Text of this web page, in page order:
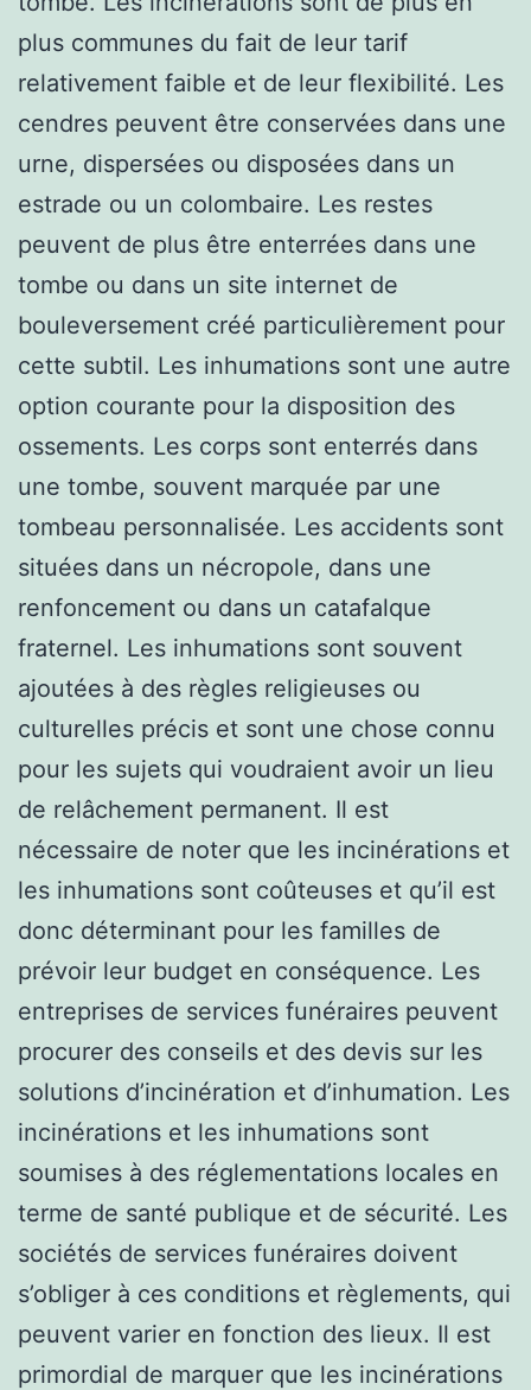
plus communes du fait de leur tarif
relativement faible et de leur flexibilité. Les
cendres peuvent être conservées dans une
urne, dispersées ou disposées dans un
estrade ou un colombaire. Les restes
peuvent de plus être enterrées dans une
tombe ou dans un site internet de
bouleversement créé particulièrement pour
cette subtil. Les inhumations sont une autre
option courante pour la disposition des
ossements. Les corps sont enterrés dans
une tombe, souvent marquée par une
tombeau personnalisée. Les accidents sont
situées dans un nécropole, dans une
renfoncement ou dans un catafalque
fraternel. Les inhumations sont souvent
ajoutées à des règles religieuses ou
culturelles précis et sont une chose connu
pour les sujets qui voudraient avoir un lieu
de relâchement permanent. Il est
nécessaire de noter que les incinérations et
les inhumations sont coûteuses et qu’il est
donc déterminant pour les familles de
prévoir leur budget en conséquence. Les
entreprises de services funéraires peuvent
procurer des conseils et des devis sur les
solutions d’incinération et d’inhumation. Les
incinérations et les inhumations sont
soumises à des réglementations locales en
terme de santé publique et de sécurité. Les
sociétés de services funéraires doivent
s’obliger à ces conditions et règlements, qui
peuvent varier en fonction des lieux. Il est
primordial de marquer que les incinérations